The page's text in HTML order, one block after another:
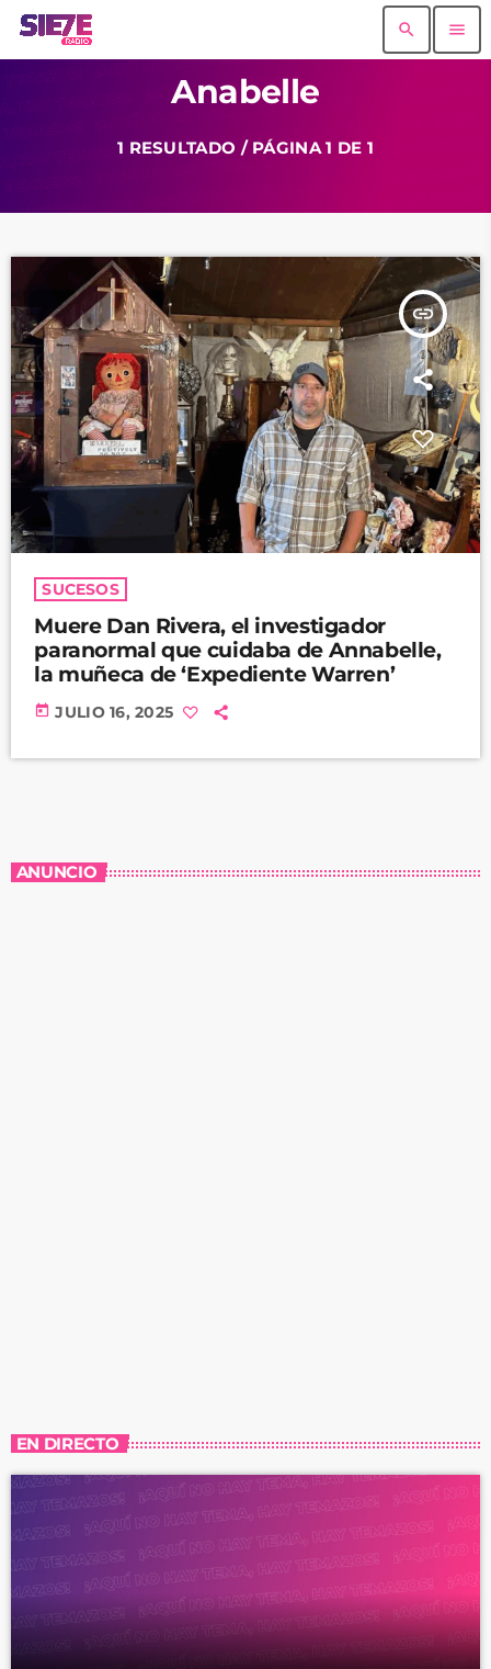
search menu
Anabelle
1 RESULTADO / PÁGINA 1 DE 1
insert_link
SUCESOS
Muere Dan Rivera, el investigador
paranormal que cuidaba de Annabelle,
la muñeca de ‘Expediente Warren’
today JULIO 16, 2025
ANUNCIO
EN DIRECTO